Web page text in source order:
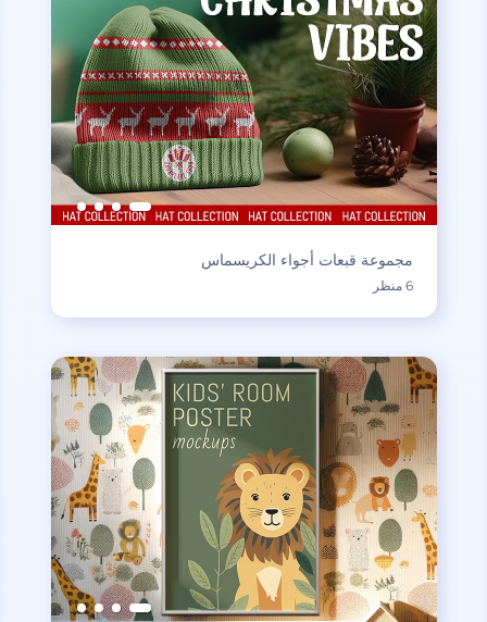
مجموعة قبعات أجواء الكريسماس
6 منظر